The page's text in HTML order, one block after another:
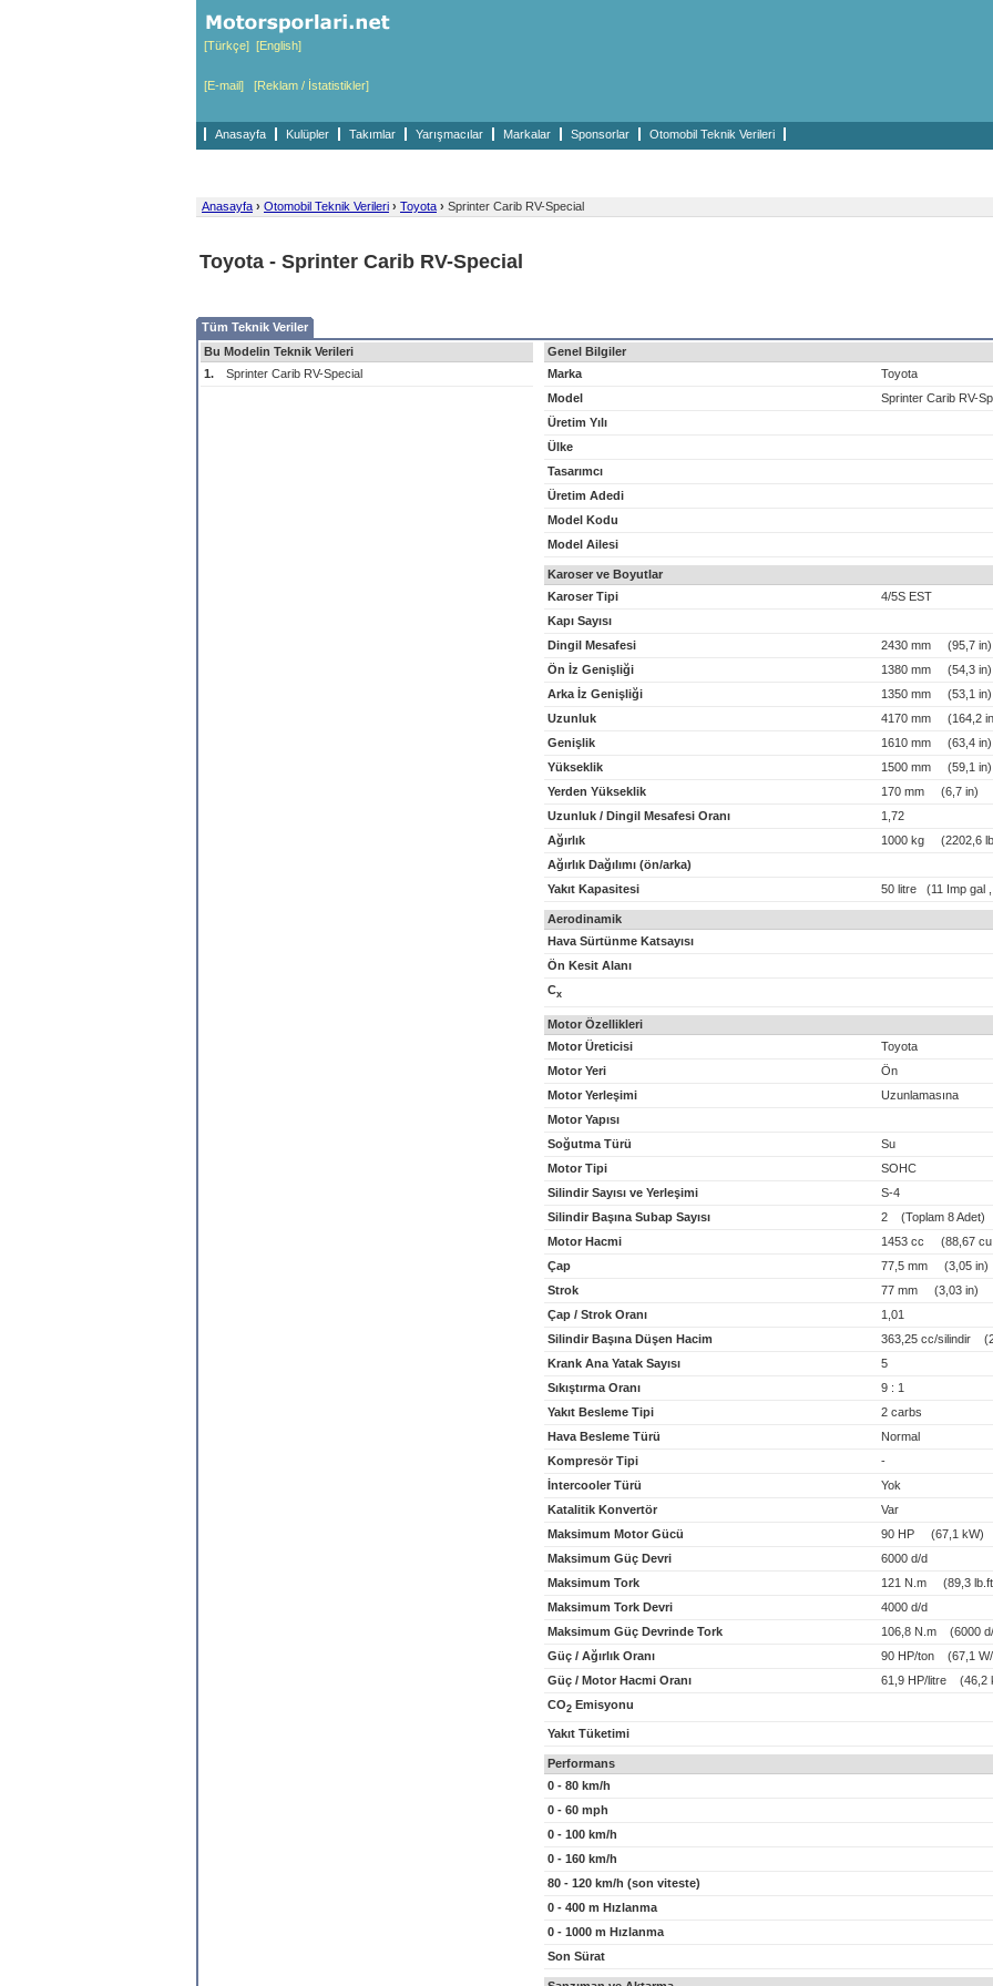
[Türkçe] [English]
[E-mail] [Reklam / İstatistikler]
Anasayfa Kulüpler Takımlar Yarışmacılar Markalar Sponsorlar Otomobil Teknik Verileri
Anasayfa › Otomobil Teknik Verileri › Toyota › Sprinter Carib RV-Special
Toyota - Sprinter Carib RV-Special
Tüm Teknik Veriler
Bu Modelin Teknik Verileri
1.
Sprinter Carib RV-Special
Genel Bilgiler
Marka
Toyota
Model
Sprinter Carib RV-
Üretim Yılı
Ülke
Tasarımcı
Üretim Adedi
Model Kodu
Model Ailesi
Karoser ve Boyutlar
Karoser Tipi
4/5S EST
Kapı Sayısı
Dingil Mesafesi
2430 mm (95,7 in)
Ön İz Genişliği
1380 mm (54,3 in)
Arka İz Genişliği
1350 mm (53,1 in)
Uzunluk
4170 mm (164,2
Genişlik
1610 mm (63,4 in)
Yükseklik
1500 mm (59,1 in)
Yerden Yükseklik
170 mm (6,7 in)
Uzunluk / Dingil Mesafesi Oranı
1,72
Ağırlık
1000 kg (2202,6
Ağırlık Dağılımı (ön/arka)
Yakıt Kapasitesi
50 litre (11 Imp gal
Aerodinamik
Hava Sürtünme Katsayısı
Ön Kesit Alanı
Cx
Motor Özellikleri
Motor Üreticisi
Toyota
Motor Yeri
Ön
Motor Yerleşimi
Uzunlamasına
Motor Yapısı
Soğutma Türü
Su
Motor Tipi
SOHC
Silindir Sayısı ve Yerleşimi
S-4
Silindir Başına Subap Sayısı
2 (Toplam 8 Adet)
Motor Hacmi
1453 cc (88,67 cu
Çap
77,5 mm (3,05 in)
Strok
77 mm (3,03 in)
Çap / Strok Oranı
1,01
Silindir Başına Düşen Hacim
363,25 cc/silindir
Krank Ana Yatak Sayısı
5
Sıkıştırma Oranı
9 : 1
Yakıt Besleme Tipi
2 carbs
Hava Besleme Türü
Normal
Kompresör Tipi
-
İntercooler Türü
Yok
Katalitik Konvertör
Var
Maksimum Motor Gücü
90 HP (67,1 kW)
Maksimum Güç Devri
6000 d/d
Maksimum Tork
121 N.m (89,3
Maksimum Tork Devri
4000 d/d
Maksimum Güç Devrinde Tork
106,8 N.m (6000
Güç / Ağırlık Oranı
90 HP/ton (67,1
Güç / Motor Hacmi Oranı
61,9 HP/litre (46,2
CO2 Emisyonu
Yakıt Tüketimi
Performans
0 - 80 km/h
0 - 60 mph
0 - 100 km/h
0 - 160 km/h
80 - 120 km/h (son viteste)
0 - 400 m Hızlanma
0 - 1000 m Hızlanma
Son Sürat